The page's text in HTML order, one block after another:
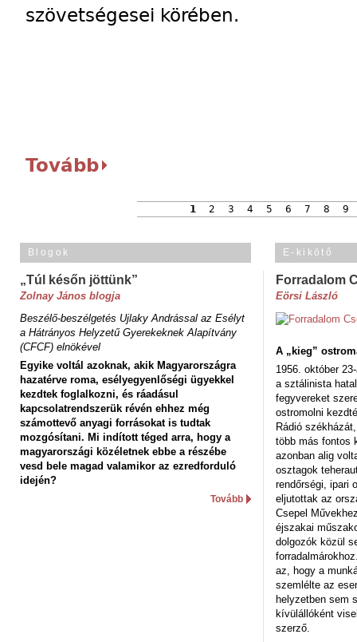
szövetségesei körében.
Tovább
1 2 3 4 5 6 7 8 9
Blogok
„Túl későn jöttünk”
Zolnay János blogja
Beszélő-beszélgetés Ujlaky Andrással az Esélyt
a Hátrányos Helyzetű Gyerekeknek Alapítvány
(CFCF) elnökével
Egyike voltál azoknak, akik Magyarországra
hazatérve roma, esélyegyenlőségi ügyekkel
kezdtek foglalkozni, és ráadásul
kapcsolatrendszerük révén ehhez még
számottevő anyagi forrásokat is tudtak
mozgósítani. Mi indított téged arra, hogy a
magyarországi közéletnek ebbe a részébe
vesd bele magad valamikor az ezredforduló
idején?
Tovább
E-kikötő
Forradalom
Eörsi László
A „kieg”
1956. október
a sztálinista
fegyvereket
ostromolni
Rádió
több más fontos
azonban alig
osztagok
rendőrségi, ipari
eljutottak az
Csepel
éjszakai
dolgozók közül
az, hogy a
szemlélte az
helyzetben sem
kívülállóként
szerző.